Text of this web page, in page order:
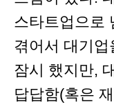
스타트업으로
겪어서 대기
잠시 했지만,
답답함(혹은